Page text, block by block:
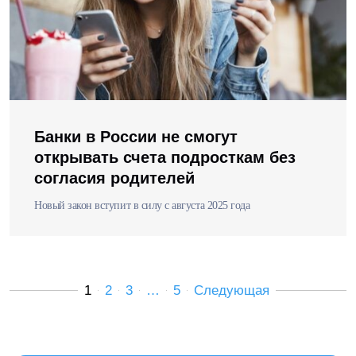
Банки в России не смогут
открывать счета подросткам без
согласия родителей
Новый закон вступит в силу с августа 2025 года
1 2 3 … 5 Следующая